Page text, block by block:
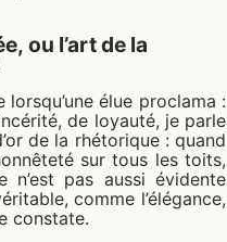
ou l’art de la
lorsqu’une élue proclama :
de loyauté, je parle
de la rhétorique : quand
sur tous les toits,
n’est pas aussi évidente
comme l’élégance,
constate.